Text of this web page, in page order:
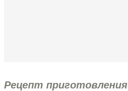
Рецепт приготовления